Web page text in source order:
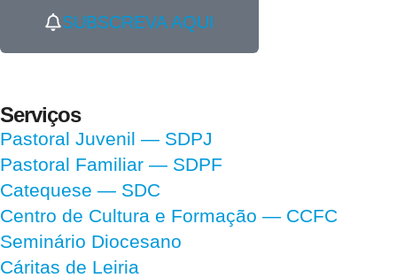
SUBSCREVA AQUI
Serviços
Pastoral Juvenil — SDPJ
Pastoral Familiar — SDPF
Catequese — SDC
Centro de Cultura e Formação — CCFC
Seminário Diocesano
Cáritas de Leiria